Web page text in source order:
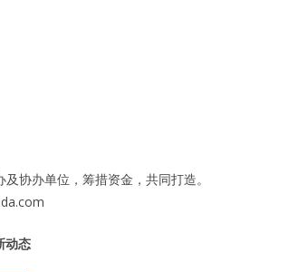
协办单位，筹措资金，共同打造。
动态